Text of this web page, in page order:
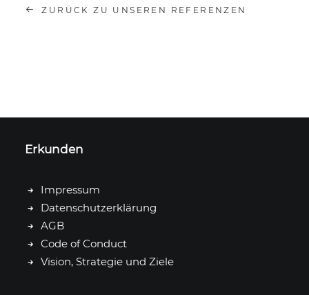
ZURÜCK ZU UNSEREN REFERENZEN
Erkunden
Impressum
Datenschutzerklärung
AGB
Code of Conduct
Vision, Strategie und Ziele